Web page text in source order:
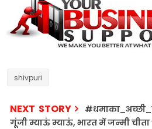
shivpuri
NEXT STORY
गूंजी म्याऊं म्याऊं, भारत में जन्मी